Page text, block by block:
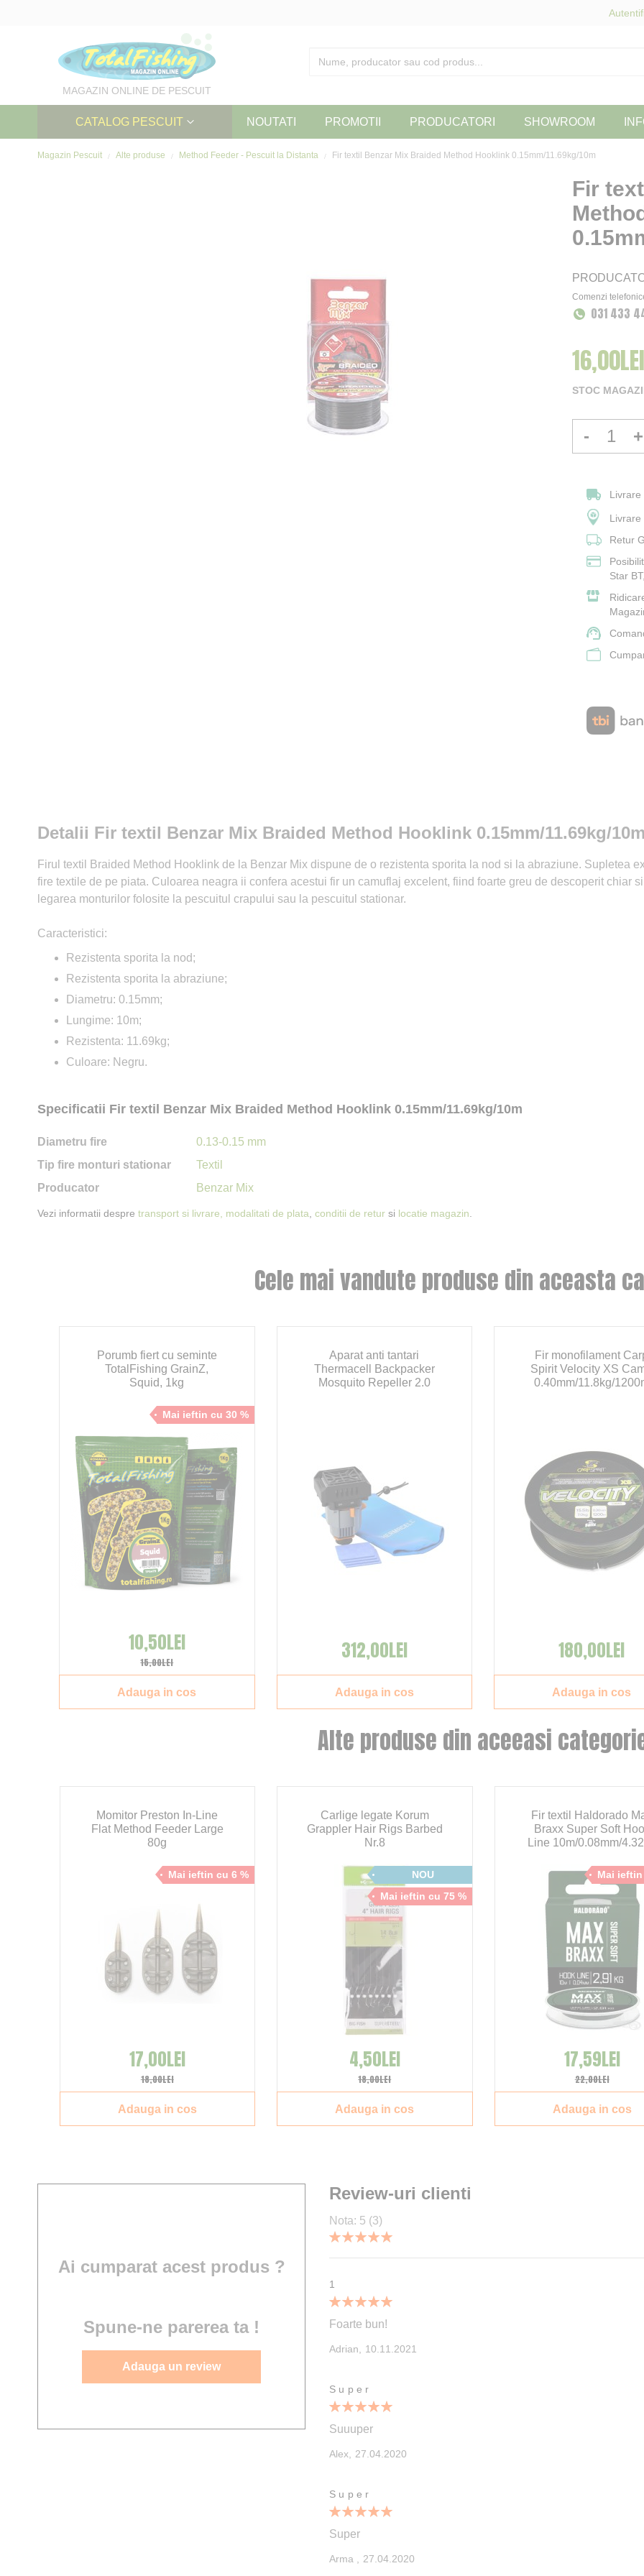
MAGAZIN ONLINE DE PESCUIT
CATALOG PESCUIT NOUTATI PROMOTII PRODUCATORI SHOWROOM
Magazin Pescuit Alte produse Method Feeder - Pescuit la Distanta Fir textil Benzar Mix Braided Method Hooklink 0.15mm/11.69kg/10m
Fir
Comenzi
031 433
16,00LEI
STOC
- +
Livrare
Livrare
Retur
Star
Detalii Fir textil Benzar Mix Braided Method Hooklink 0.15mm/11.69kg/10m
Firul textil Braided Method Hooklink de la Benzar Mix dispune de o rezistenta sporita la nod si la abraziune. Supletea
fire textile de pe piata. Culoarea neagra ii confera acestui fir un camuflaj excelent, fiind foarte greu de descoperit chiar
legarea monturilor folosite la pescuitul crapului sau la pescuitul stationar.
Caracteristici:
Rezistenta sporita la nod;
Rezistenta sporita la abraziune;
Diametru: 0.15mm;
Lungime: 10m;
Rezistenta: 11.69kg;
Culoare: Negru.
Specificatii Fir textil Benzar Mix Braided Method Hooklink 0.15mm/11.69kg/10m
Diametru fire
0.13-0.15 mm
Tip fire monturi stationar
Textil
Producator
Benzar Mix
Review-uri clienti
Nota: 5 (3)
1
Foarte bun!
Adrian,
Publicata
10.11.2021
Super
Suuuper
Alex,
Publicata
27.04.2020
Super
Super
Arma ,
Publicata
27.04.2020
Ai cumparat acest produs ?
Spune-ne parerea ta !
Adauga un review
Vezi informatii despre transport si livrare, modalitati de plata conditii de retur si locatie magazin
Alte produse din aceeasi
Momitor Preston In-Line
Flat Method Feeder Large
80g
Mai ieftin cu 6 %
18,00LEI
17,00LEI
Adauga in cos
Carlige legate Korum
Grappler Hair Rigs Barbed
Nr.8
NOU
Mai ieftin cu 75 %
18,00LEI
4,50LEI
Adauga in cos
Fir textil Haldorado
Braxx Super Soft
Line 10m/0.08mm/
Mai ieftin
22,00LEI
17,59LEI
Adauga in cos
Cele mai vandute produse din aceasta
Porumb fiert cu seminte
TotalFishing GrainZ,
Squid, 1kg
Mai ieftin cu 30 %
15,00LEI
10,50LEI
Adauga in cos
Aparat anti tantari
Thermacell Backpacker
Mosquito Repeller 2.0
312,00LEI
Adauga in cos
Fir monofilament
Spirit Velocity XS
0.40mm/11.8kg/
180,00LEI
Adauga in cos